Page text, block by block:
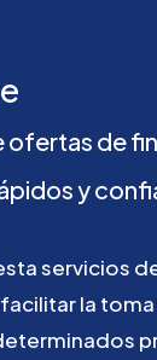
ofertas de
y
servicios
facilitarla toma